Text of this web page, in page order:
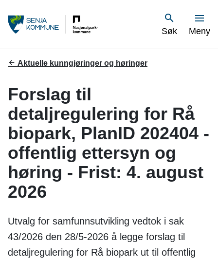
S
e
n
k
o
m
m
n
e
Søk Vis
Meny
Du
her:
Aktuelle kunngjøringer og høringer
Forslag til
detaljregulering for Rå
biopark, PlanID 202404 -
offentlig ettersyn og
høring - Frist: 4. august
2026
Utvalg for samfunnsutvikling vedtok i sak
43/2026 den 28/5-2026 å legge forslag til
detaljregulering for Rå biopark ut til offentlig